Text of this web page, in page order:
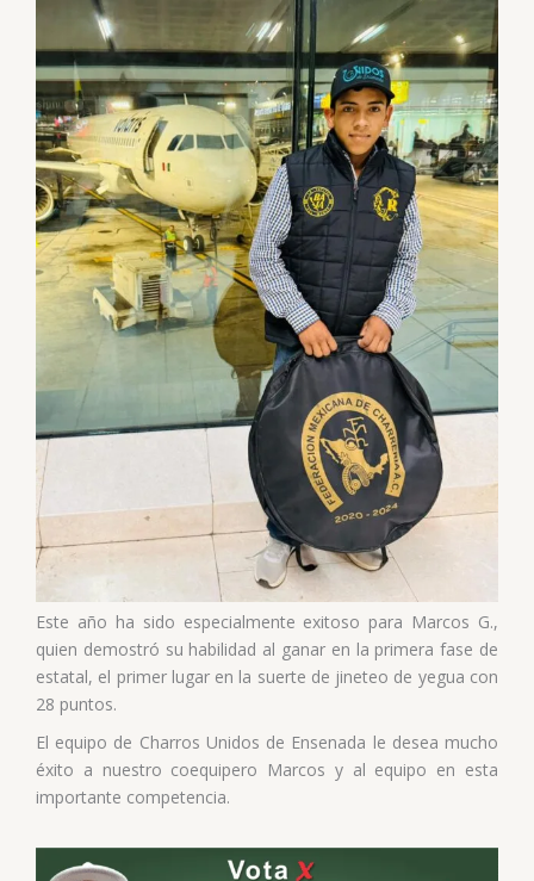
Este año ha sido especialmente exitoso para Marcos G.,
quien demostró su habilidad al ganar en la primera fase de
estatal, el primer lugar en la suerte de jineteo de yegua con
28 puntos.
El equipo de Charros Unidos de Ensenada le desea mucho
éxito a nuestro coequipero Marcos y al equipo en esta
importante competencia.